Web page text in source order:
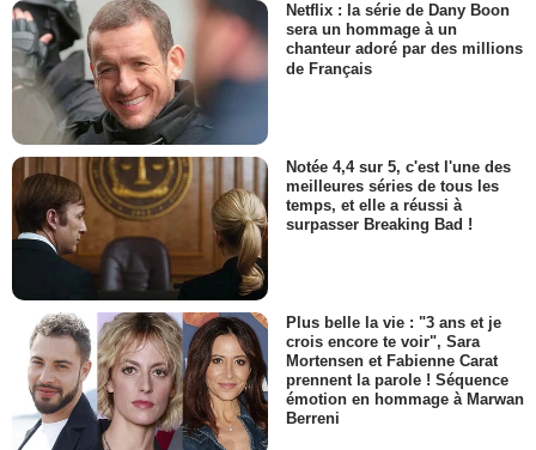
Netflix : la série de Dany Boon
sera un hommage à un
chanteur adoré par des millions
de Français
Notée 4,4 sur 5, c'est l'une des
meilleures séries de tous les
temps, et elle a réussi à
surpasser Breaking Bad !
Plus belle la vie : "3 ans et je
crois encore te voir", Sara
Mortensen et Fabienne Carat
prennent la parole ! Séquence
émotion en hommage à Marwan
Berreni